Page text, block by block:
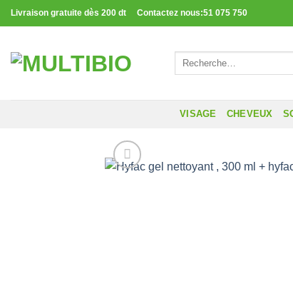
Passer
au
Livraison gratuite dès 200 dt Contactez nous:51 075 750
Recherche
VISAGE CHEVEUX